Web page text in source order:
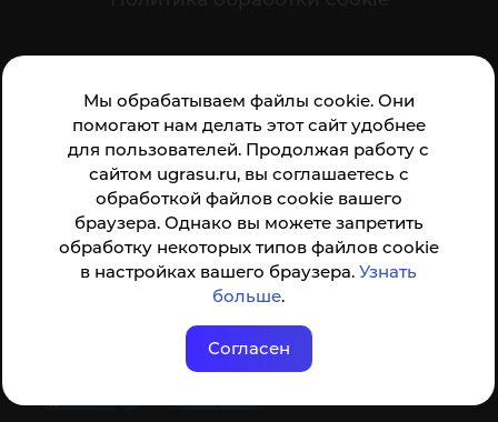
Мы обрабатываем файлы cookie. Они
помогают нам делать этот сайт удобнее
для пользователей. Продолжая работу с
сайтом ugrasu.ru, вы соглашаетесь с
обработкой файлов cookie вашего
браузера. Однако вы можете запретить
обработку некоторых типов файлов cookie
в настройках вашего браузера.Узнать
больше.
Согласен
организации:
Анкета доступна по QR-коду, а так же по прямой
ссылке
© ФГБОУ ВО ЮГУ 2001–2026